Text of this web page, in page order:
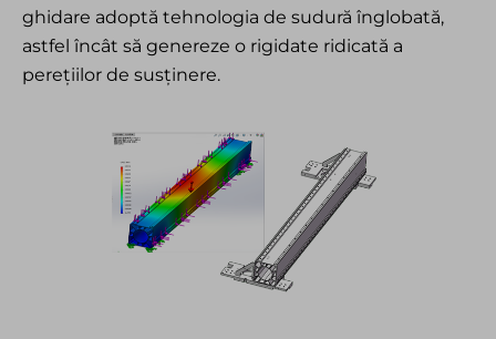
ghidare adoptă tehnologia de sudură înglobată,
astfel încât să genereze o rigidate ridicată a
perețiilor de susținere.